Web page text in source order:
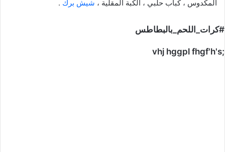
المكدوس ، كباب حلبي ، الكبة المقلية ، شيش برك .
#كرات_اللحم_بالبطاطس
;vhj hggpl fhgf'h's